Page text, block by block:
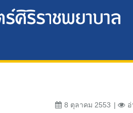
8 ตุลาคม 2553